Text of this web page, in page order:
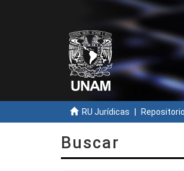
RU Jurídicas
Buscar